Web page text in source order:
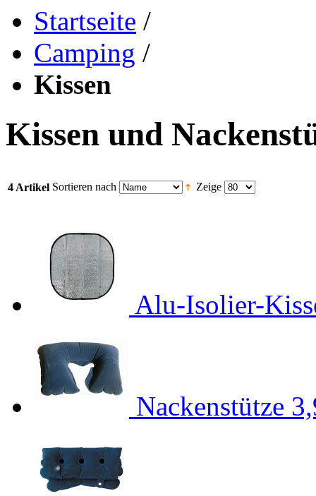
Startseite /
Camping /
Kissen
Kissen und
4 Artikel Sortieren nach Zeige
Alu-Isolier-
Nackenstütze